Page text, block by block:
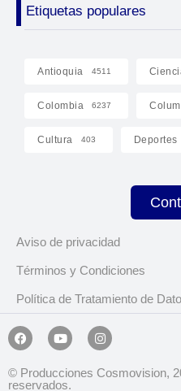
Etiquetas populares
Antioquia 4511
Colombia 6237
Cultura 403 Deportes
Aviso de privacidad
Términos y Condiciones
Política de Tratamiento de
© Producciones Cosmovision,
reservados.